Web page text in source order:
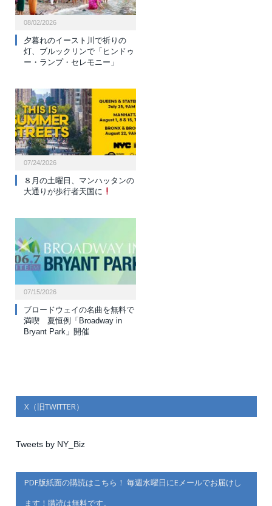
08/02/2026
夕暮れのイースト川で祈りの
灯、ブルックリンで「ヒンドゥ
ー・ランプ・セレモニー」
07/24/2026
８月の土曜日、マンハッタンの
大通りが歩行者天国に
07/15/2026
ブロードウェイの名曲を無料で
満喫 夏恒例「Broadway in
Bryant Park」開催
X（旧TWITTER）
Tweets by NY_Biz
PDF版紙面の購読はこちら！ 毎週水曜日にEメールでお届けし
ます！購読は無料です。